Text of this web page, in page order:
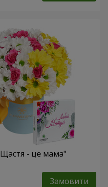
- це мама"
Замовити